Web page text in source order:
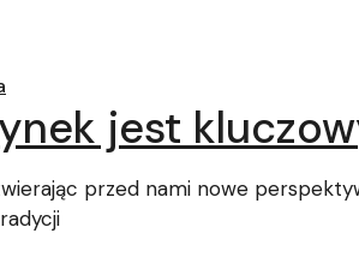
jest
przed nami nowe